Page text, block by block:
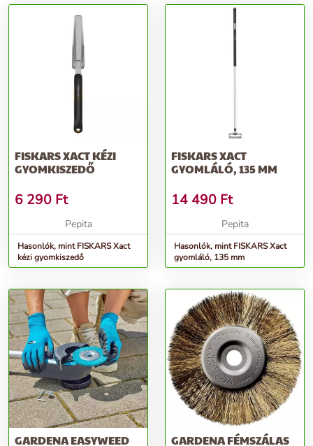
FISKARS XACT KÉZI
GYOMKISZEDŐ
6 290 Ft
Pepita
Hasonlók, mint FISKARS Xact
kézi gyomkiszedő
FISKARS XACT
GYOMLÁLÓ, 135 MM
14 490 Ft
Pepita
Hasonlók, mint FISKARS Xact
gyomláló, 135 mm
GARDENA EASYWEED
GARDENA FÉMSZÁLAS